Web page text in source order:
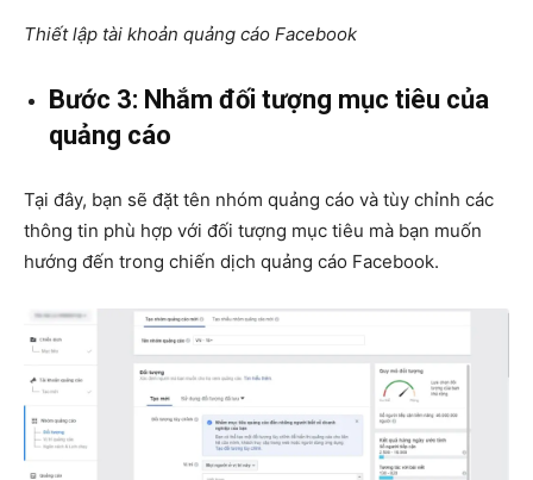
Thiết lập tài khoản quảng cáo Facebook
Bước 3: Nhắm đối tượng mục tiêu của
quảng cáo
Tại đây, bạn sẽ đặt tên nhóm quảng cáo và tùy chỉnh các
thông tin phù hợp với đối tượng mục tiêu mà bạn muốn
hướng đến trong chiến dịch quảng cáo Facebook.